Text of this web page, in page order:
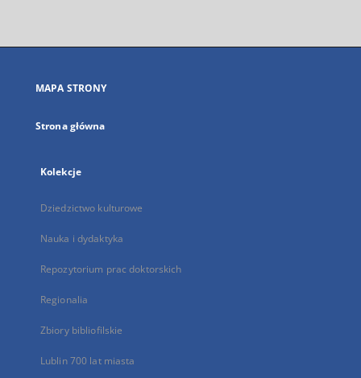
się
karcie
MAPA STRONY
Strona główna
Kolekcje
Dziedzictwo kulturowe
Nauka i dydaktyka
Repozytorium prac doktorskich
Regionalia
Zbiory bibliofilskie
Lublin 700 lat miasta